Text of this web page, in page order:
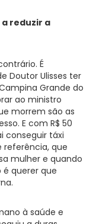
a reduzir a
É
Doutor Ulisses ter
Grande do
ao ministro
morrem são as
E com R$ 50
conseguir táxi
referência, que
mulher e quando
é querer que
à saúde e